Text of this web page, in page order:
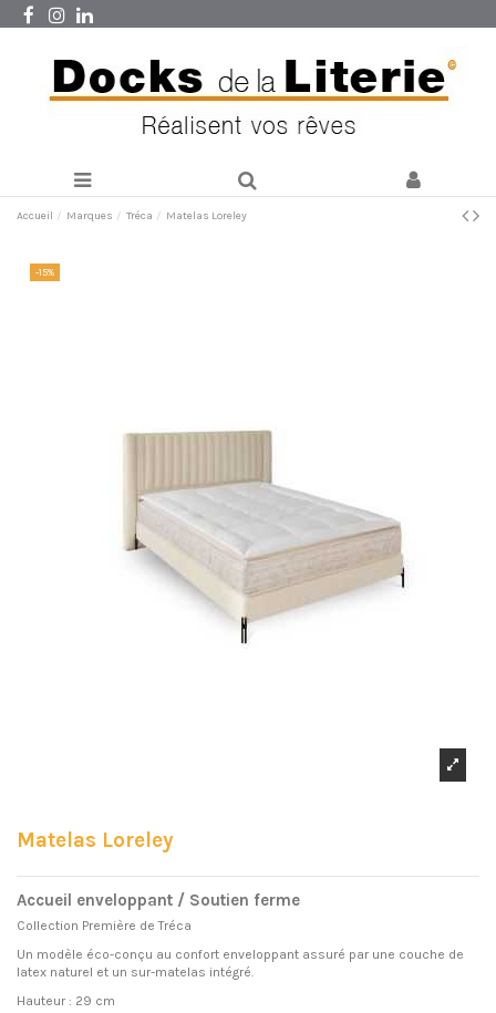
Accueil Marques Tréca Matelas Loreley
-15%
Matelas Loreley
Accueil enveloppant / Soutien ferme
Collection Première de Tréca
Un modèle éco-conçu au confort enveloppant assuré par une couche de
latex naturel et un sur-matelas intégré.
Hauteur : 29 cm